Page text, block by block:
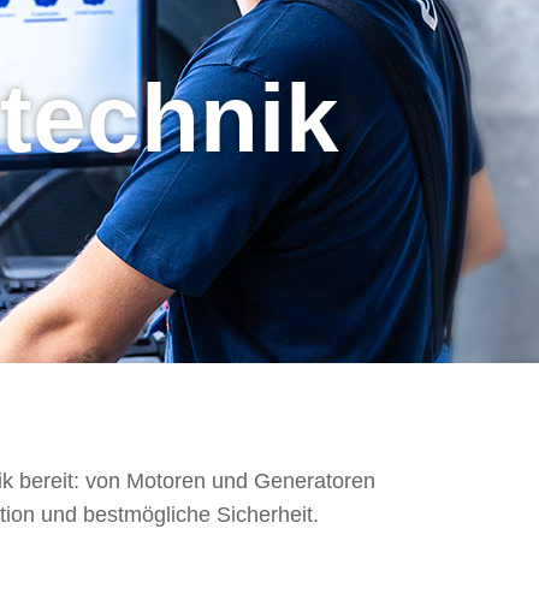
bereit: von Motoren und Generatoren
und bestmögliche Sicherheit.